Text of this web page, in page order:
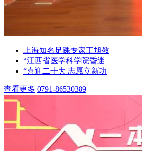
上海知名足踝专家王旭教
“江西省医学科学院昏迷
“喜迎二十大 志愿立新功
查看更多 0791-86530389